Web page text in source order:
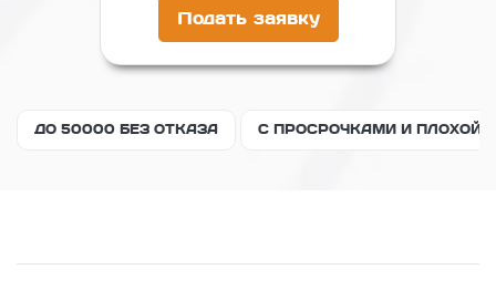
Подать заявку
ДО 50000 БЕЗ ОТКАЗА С ПРОСРОЧКАМИ И ПЛОХОЙ